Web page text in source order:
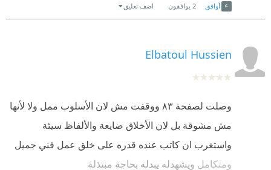
أوافق 2 يوافقون اضف تعليق
Elbatoul Hussien
وصلت لصفحة ٨٣ ووقفت مش لان الأسلوب ممل ولا لأنها
مش مشوقة بل لان الأخلاق ضايعة والألفاظ سيئة
واستغرب ان كاتب عنده قدره على خلق عمل فني جميل
ومتكامل ويشهدله يبدله بحاجة مبتذلة